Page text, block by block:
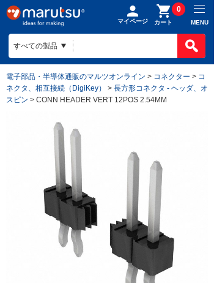
マイページ カート
0
MENU
電子部品・半導体通販のマルツオンライン > コネクター > コ
ネクタ、相互接続（DigiKey）
> 長方形コネクタ - ヘッダ、オ
スピン > CONN HEADER VERT 12POS 2.54MM